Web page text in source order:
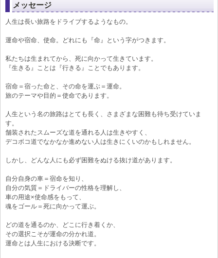
メッセージ
人生は長い旅路をドライブするようなもの。
運命や宿命、使命。どれにも『命』という字がつきます。
私たちは生まれてから、死に向かって生きています。
『生きる』ことは『行きる』ことでもあります。
宿命＝宿った命と、その命を運ぶ＝運命。
旅のテーマや目的＝使命であります。
人生という名の旅路はとても長く、さまざまな困難も待ち受けていま
す。
舗装されたスムーズな道を通れる人は生きやすく、
デコボコ道でなかなか進めない人は生きにくいのかもしれません。
しかし、どんな人にも必ず困難をぬける抜け道があります。
自分自身の車＝宿命を知り、
自分の気質＝ドライバーの性格を理解し、
車の用途×使命感をもって、
魂をゴール＝死に向かって運ぶ。
どの道を通るのか、どこに行き着くか、
その選択こそが運命の分かれ道。
運命とは人生における決断です。